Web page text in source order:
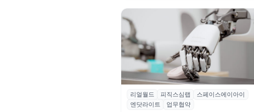
리얼월드, 로봇테크 스타트업 3곳과 손
잡고 휴머노이드 표준 만든다
리얼월드 피직스심랩
스페이스에이아이
엔닷라이트
업무협약